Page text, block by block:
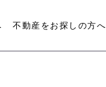
不動産をお探しの方へ